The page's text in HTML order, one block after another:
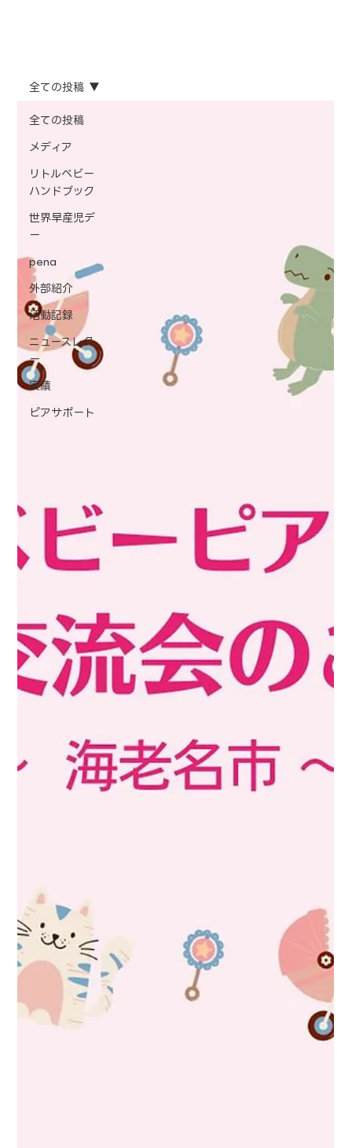
全ての投稿
メディア
リトルベビー
ハンドブック
世界早産児デ
ー
pena
外部紹介
活動記録
ニュースレタ
ー
実績
ピアサポート
全ての投稿